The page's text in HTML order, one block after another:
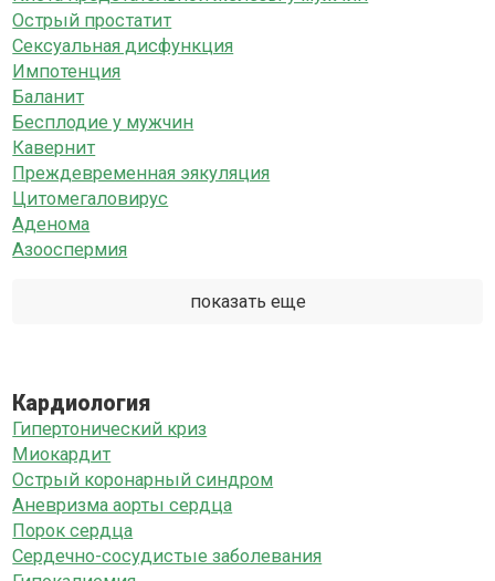
Острый простатит
Сексуальная дисфункция
Импотенция
Баланит
Бесплодие у мужчин
Кавернит
Преждевременная эякуляция
Цитомегаловирус
Аденома
Азооспермия
показать еще
Кардиология
Гипертонический криз
Миокардит
Острый коронарный синдром
Аневризма аорты сердца
Порок сердца
Сердечно-сосудистые заболевания